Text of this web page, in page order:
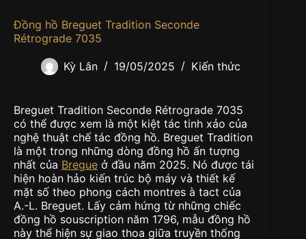
Đồng hồ Breguet Tradition Seconde
Rétrograde 7035
Kỳ Lân 19/05/2025 Kiến thức
Breguet Tradition Seconde Rétrograde 7035
có thể được xem là một kiệt tác tinh xảo của
nghệ thuật chế tác đồng hồ. Breguet Tradition
là một trong những dòng đồng hồ ấn tượng
nhất của Bregue ở đầu năm 2025. Nó được tái
hiện hoàn hảo kiến trúc bộ máy và thiết kế
mặt số theo phong cách montres à tact của
A.-L. Breguet. Lấy cảm hứng từ những chiếc
đồng hồ souscription năm 1796, mẫu đồng hồ
này thể hiện sự giao thoa giữa truyền thống